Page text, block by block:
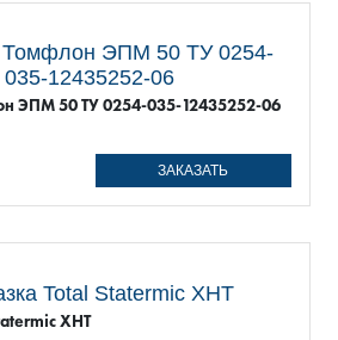
ЭПМ 50 ТУ 0254-035-12435252-06
ЗАКАЗАТЬ
XHT